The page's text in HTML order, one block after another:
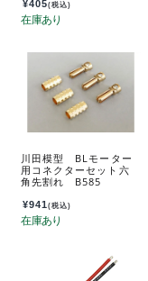
¥405(税込)
川田模型 BLモーター
用コネクターセット六
角先割れ B585
¥941(税込)